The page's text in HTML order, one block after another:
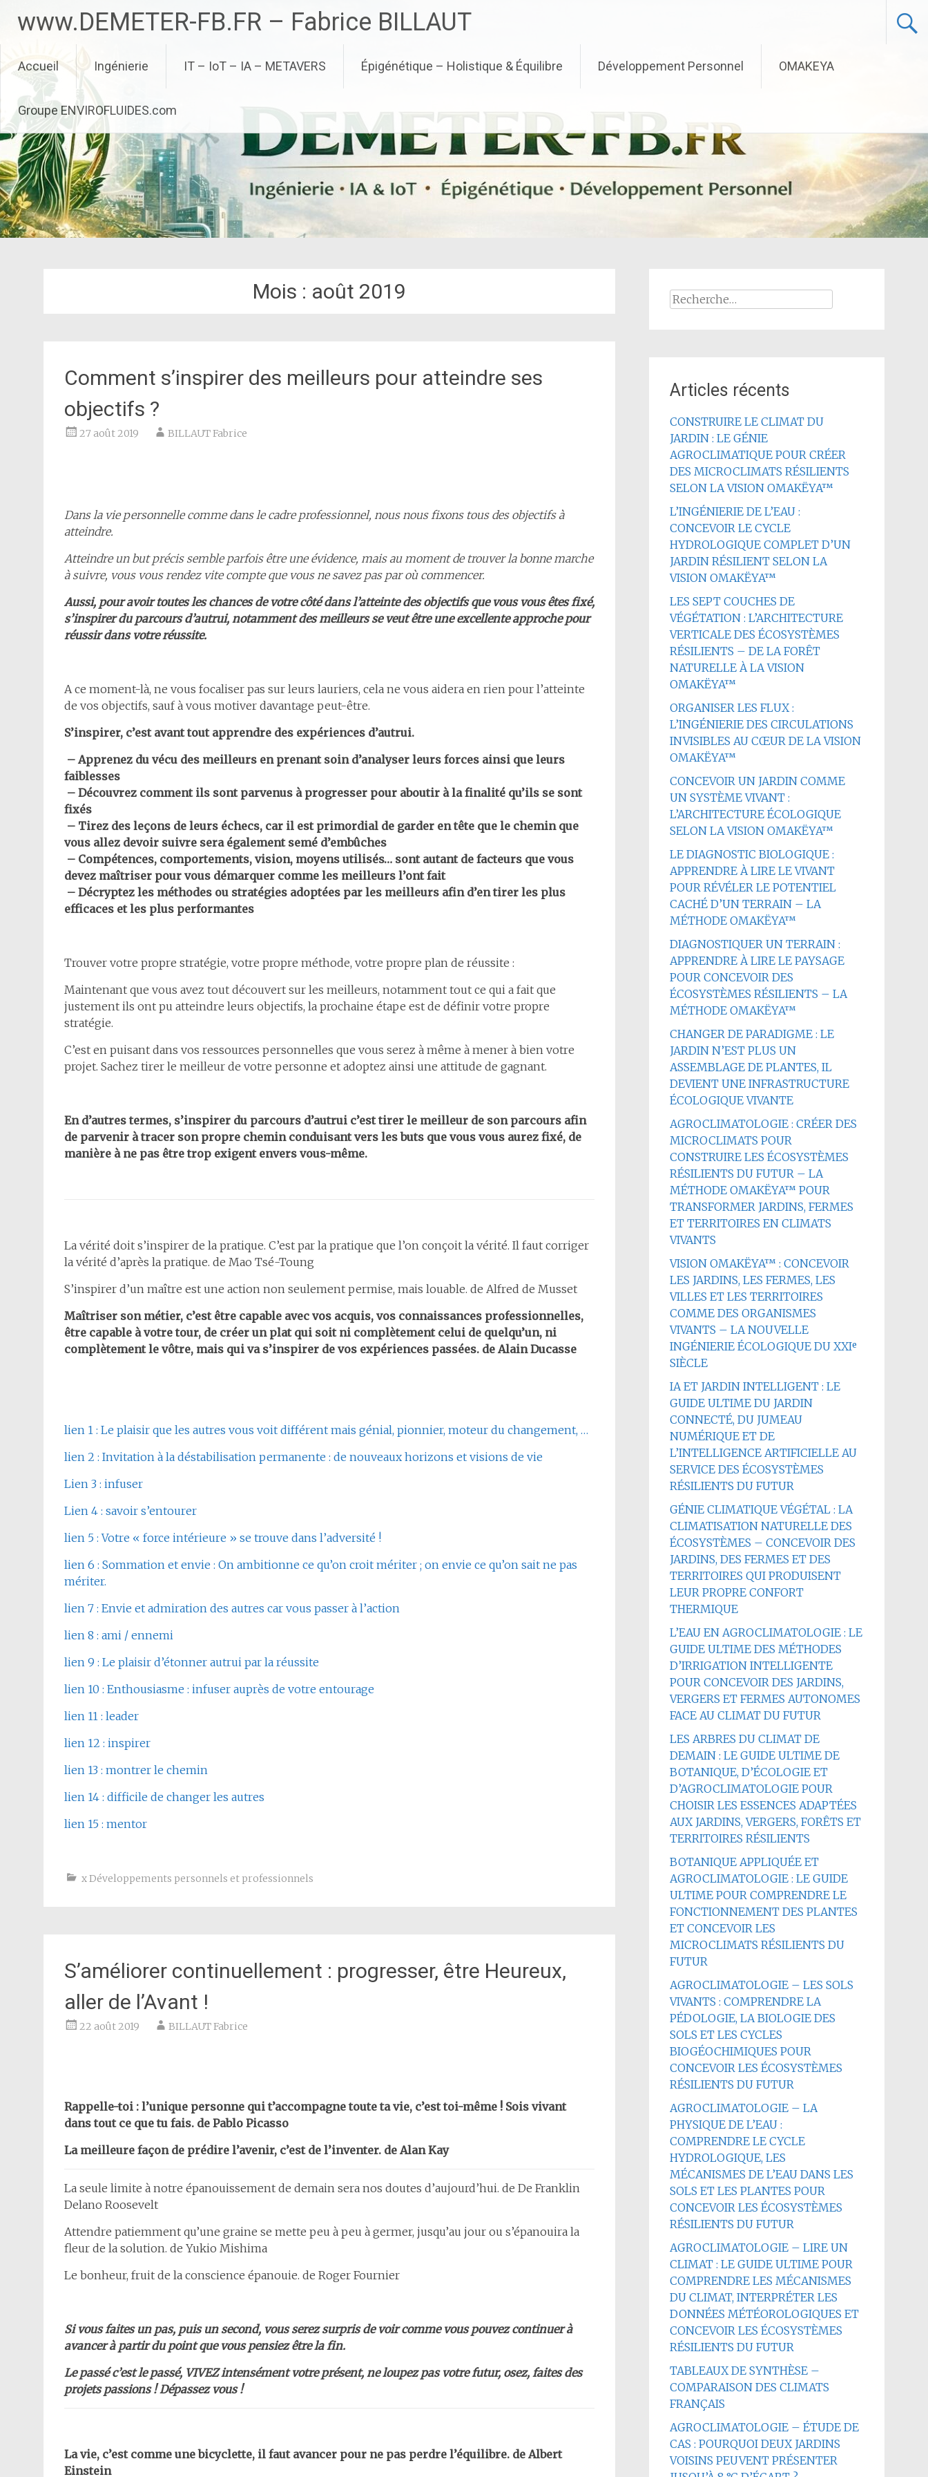
contenu
www.DEMETER-FB.FR – Fabrice BILLAUT
Accueil Ingénierie IT – IoT – IA – METAVERS Épigénétique – Holistique & Équilibre Développement Personnel OMAKEYA
Groupe ENVIROFLUIDES.com
Mois : août 2019
Comment s’inspirer des meilleurs pour atteindre ses
objectifs ?
27 août 2019 BILLAUT Fabrice
Dans la vie personnelle comme dans le cadre professionnel, nous nous fixons tous des objectifs à
atteindre.
Atteindre un but précis semble parfois être une évidence, mais au moment de trouver la bonne marche
à suivre, vous vous rendez vite compte que vous ne savez pas par où commencer.
Aussi, pour avoir toutes les chances de votre côté dans l’atteinte des objectifs que vous vous êtes fixé,
s’inspirer du parcours d’autrui, notamment des meilleurs se veut être une excellente approche pour
réussir dans votre réussite.
A ce moment-là, ne vous focaliser pas sur leurs lauriers, cela ne vous aidera en rien pour l’atteinte
de vos objectifs, sauf à vous motiver davantage peut-être.
S’inspirer, c’est avant tout apprendre des expériences d’autrui.
– Apprenez du vécu des meilleurs en prenant soin d’analyser leurs forces ainsi que leurs
faiblesses
– Découvrez comment ils sont parvenus à progresser pour aboutir à la finalité qu’ils se sont
fixés
– Tirez des leçons de leurs échecs, car il est primordial de garder en tête que le chemin que
vous allez devoir suivre sera également semé d’embûches
– Compétences, comportements, vision, moyens utilisés… sont autant de facteurs que vous
devez maîtriser pour vous démarquer comme les meilleurs l’ont fait
– Décryptez les méthodes ou stratégies adoptées par les meilleurs afin d’en tirer les plus
efficaces et les plus performantes
Trouver votre propre stratégie, votre propre méthode, votre propre plan de réussite :
Maintenant que vous avez tout découvert sur les meilleurs, notamment tout ce qui a fait que
justement ils ont pu atteindre leurs objectifs, la prochaine étape est de définir votre propre
stratégie.
C’est en puisant dans vos ressources personnelles que vous serez à même à mener à bien votre
projet. Sachez tirer le meilleur de votre personne et adoptez ainsi une attitude de gagnant.
En d’autres termes, s’inspirer du parcours d’autrui c’est tirer le meilleur de son parcours afin
de parvenir à tracer son propre chemin conduisant vers les buts que vous vous aurez fixé, de
manière à ne pas être trop exigent envers vous-même.
La vérité doit s’inspirer de la pratique. C’est par la pratique que l’on conçoit la vérité. Il faut corriger
la vérité d’après la pratique. de Mao Tsé-Toung
S’inspirer d’un maître est une action non seulement permise, mais louable. de Alfred de Musset
Maîtriser son métier, c’est être capable avec vos acquis, vos connaissances professionnelles,
être capable à votre tour, de créer un plat qui soit ni complètement celui de quelqu’un, ni
complètement le vôtre, mais qui va s’inspirer de vos expériences passées. de Alain Ducasse
lien 1 : Le plaisir que les autres vous voit différent mais génial, pionnier, moteur du changement, …
lien 2 : Invitation à la déstabilisation permanente : de nouveaux horizons et visions de vie
Lien 3 : infuser
Lien 4 : savoir s’entourer
lien 5 : Votre « force intérieure » se trouve dans l’adversité !
lien 6 : Sommation et envie : On ambitionne ce qu’on croit mériter ; on envie ce qu’on sait ne pas
mériter.
lien 7 : Envie et admiration des autres car vous passer à l’action
lien 8 : ami / ennemi
lien 9 : Le plaisir d’étonner autrui par la réussite
lien 10 : Enthousiasme : infuser auprès de votre entourage
lien 11 : leader
lien 12 : inspirer
lien 13 : montrer le chemin
lien 14 : difficile de changer les autres
lien 15 : mentor
x Développements personnels et professionnels
S’améliorer continuellement : progresser, être Heureux,
aller de l’Avant !
22 août 2019 BILLAUT Fabrice
Rappelle-toi : l’unique personne qui t’accompagne toute ta vie, c’est toi-même ! Sois vivant
dans tout ce que tu fais. de Pablo Picasso
La meilleure façon de prédire l’avenir, c’est de l’inventer. de Alan Kay
La seule limite à notre épanouissement de demain sera nos doutes d’aujourd’hui. de De Franklin
Delano Roosevelt
Attendre patiemment qu’une graine se mette peu à peu à germer, jusqu’au jour ou s’épanouira la
fleur de la solution. de Yukio Mishima
Le bonheur, fruit de la conscience épanouie. de Roger Fournier
Si vous faites un pas, puis un second, vous serez surpris de voir comme vous pouvez continuer à
avancer à partir du point que vous pensiez être la fin.
Le passé c’est le passé, VIVEZ intensément votre présent, ne loupez pas votre futur, osez, faites des
projets passions ! Dépassez vous !
La vie, c’est comme une bicyclette, il faut avancer pour ne pas perdre l’équilibre. de Albert
Einstein
Rechercher :
Articles récents
CONSTRUIRE LE CLIMAT DU
JARDIN : LE GÉNIE
AGROCLIMATIQUE POUR CRÉER
DES MICROCLIMATS RÉSILIENTS
SELON LA VISION OMAKËYA™
L’INGÉNIERIE DE L’EAU :
CONCEVOIR LE CYCLE
HYDROLOGIQUE COMPLET D’UN
JARDIN RÉSILIENT SELON LA
VISION OMAKËYA™
LES SEPT COUCHES DE
VÉGÉTATION : L’ARCHITECTURE
VERTICALE DES ÉCOSYSTÈMES
RÉSILIENTS – DE LA FORÊT
NATURELLE À LA VISION
OMAKËYA™
ORGANISER LES FLUX :
L’INGÉNIERIE DES CIRCULATIONS
INVISIBLES AU CŒUR DE LA VISION
OMAKËYA™
CONCEVOIR UN JARDIN COMME
UN SYSTÈME VIVANT :
L’ARCHITECTURE ÉCOLOGIQUE
SELON LA VISION OMAKËYA™
LE DIAGNOSTIC BIOLOGIQUE :
APPRENDRE À LIRE LE VIVANT
POUR RÉVÉLER LE POTENTIEL
CACHÉ D’UN TERRAIN – LA
MÉTHODE OMAKËYA™
DIAGNOSTIQUER UN TERRAIN :
APPRENDRE À LIRE LE PAYSAGE
POUR CONCEVOIR DES
ÉCOSYSTÈMES RÉSILIENTS – LA
MÉTHODE OMAKËYA™
CHANGER DE PARADIGME : LE
JARDIN N’EST PLUS UN
ASSEMBLAGE DE PLANTES, IL
DEVIENT UNE INFRASTRUCTURE
ÉCOLOGIQUE VIVANTE
AGROCLIMATOLOGIE : CRÉER DES
MICROCLIMATS POUR
CONSTRUIRE LES ÉCOSYSTÈMES
RÉSILIENTS DU FUTUR – LA
MÉTHODE OMAKËYA™ POUR
TRANSFORMER JARDINS, FERMES
ET TERRITOIRES EN CLIMATS
VIVANTS
VISION OMAKËYA™ : CONCEVOIR
LES JARDINS, LES FERMES, LES
VILLES ET LES TERRITOIRES
COMME DES ORGANISMES
VIVANTS – LA NOUVELLE
INGÉNIERIE ÉCOLOGIQUE DU XXIᵉ
SIÈCLE
IA ET JARDIN INTELLIGENT : LE
GUIDE ULTIME DU JARDIN
CONNECTÉ, DU JUMEAU
NUMÉRIQUE ET DE
L’INTELLIGENCE ARTIFICIELLE AU
SERVICE DES ÉCOSYSTÈMES
RÉSILIENTS DU FUTUR
GÉNIE CLIMATIQUE VÉGÉTAL : LA
CLIMATISATION NATURELLE DES
ÉCOSYSTÈMES – CONCEVOIR DES
JARDINS, DES FERMES ET DES
TERRITOIRES QUI PRODUISENT
LEUR PROPRE CONFORT
THERMIQUE
L’EAU EN AGROCLIMATOLOGIE : LE
GUIDE ULTIME DES MÉTHODES
D’IRRIGATION INTELLIGENTE
POUR CONCEVOIR DES JARDINS,
VERGERS ET FERMES AUTONOMES
FACE AU CLIMAT DU FUTUR
LES ARBRES DU CLIMAT DE
DEMAIN : LE GUIDE ULTIME DE
BOTANIQUE, D’ÉCOLOGIE ET
D’AGROCLIMATOLOGIE POUR
CHOISIR LES ESSENCES ADAPTÉES
AUX JARDINS, VERGERS, FORÊTS ET
TERRITOIRES RÉSILIENTS
BOTANIQUE APPLIQUÉE ET
AGROCLIMATOLOGIE : LE GUIDE
ULTIME POUR COMPRENDRE LE
FONCTIONNEMENT DES PLANTES
ET CONCEVOIR LES
MICROCLIMATS RÉSILIENTS DU
FUTUR
AGROCLIMATOLOGIE – LES SOLS
VIVANTS : COMPRENDRE LA
PÉDOLOGIE, LA BIOLOGIE DES
SOLS ET LES CYCLES
BIOGÉOCHIMIQUES POUR
CONCEVOIR LES ÉCOSYSTÈMES
RÉSILIENTS DU FUTUR
AGROCLIMATOLOGIE – LA
PHYSIQUE DE L’EAU :
COMPRENDRE LE CYCLE
HYDROLOGIQUE, LES
MÉCANISMES DE L’EAU DANS LES
SOLS ET LES PLANTES POUR
CONCEVOIR LES ÉCOSYSTÈMES
RÉSILIENTS DU FUTUR
AGROCLIMATOLOGIE – LIRE UN
CLIMAT : LE GUIDE ULTIME POUR
COMPRENDRE LES MÉCANISMES
DU CLIMAT, INTERPRÉTER LES
DONNÉES MÉTÉOROLOGIQUES ET
CONCEVOIR LES ÉCOSYSTÈMES
RÉSILIENTS DU FUTUR
TABLEAUX DE SYNTHÈSE –
COMPARAISON DES CLIMATS
FRANÇAIS
AGROCLIMATOLOGIE – ÉTUDE DE
CAS : POURQUOI DEUX JARDINS
VOISINS PEUVENT PRÉSENTER